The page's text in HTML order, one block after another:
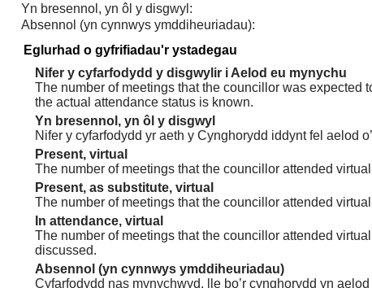
Yn bresennol, yn ôl y disgwyl:
Absennol (yn cynnwys ymddiheuriadau):
Eglurhad o gyfrifiadau'r ystadegau
Nifer y cyfarfodydd y disgwylir i Aelod eu mynychu
The number of meetings that the councillor was expected
the actual attendance status is known.
Yn bresennol, yn ôl y disgwyl
Nifer y cyfarfodydd yr aeth y Cynghorydd iddynt fel aelod
Present, virtual
The number of meetings that the councillor attended
Present, as substitute, virtual
The number of meetings that the councillor attended
In attendance, virtual
The number of meetings that the councillor attended
discussed.
Absennol (yn cynnwys ymddiheuriadau)
Cyfarfodydd nas mynychwyd, lle bo’r cynghorydd yn